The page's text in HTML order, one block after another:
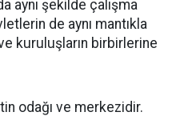
aynı şekilde çalışma
de aynı mantıkla
kuruluşların birbirlerine
odağı ve merkezidir.